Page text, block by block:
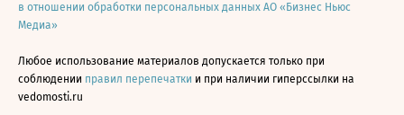
в отношении обработки персональных данных АО «Бизнес Ньюс
Медиа»
Любое использование материалов допускается только при
соблюдении правил перепечатки и при наличии гиперссылки на
vedomosti.ru